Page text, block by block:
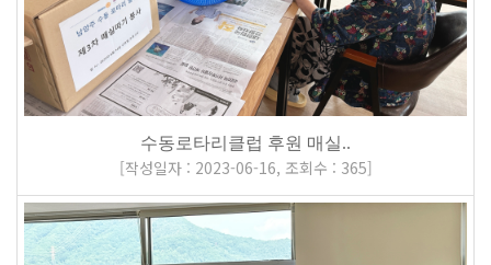
수동로타리클럽 후원 매실..
[작성일자 : 2023-06-16, 조회수 : 365]